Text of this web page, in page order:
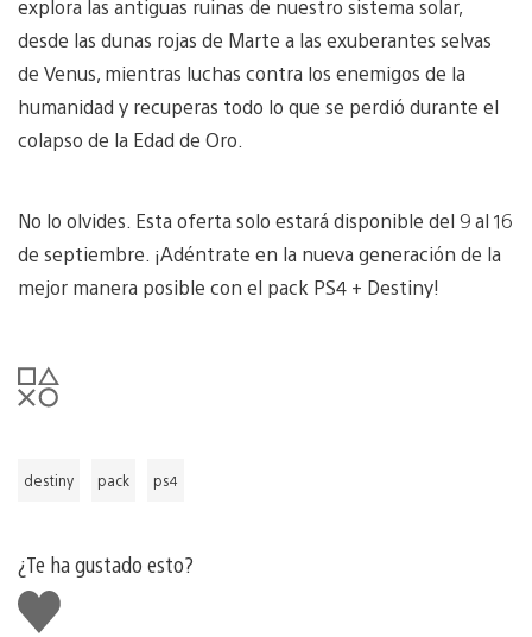
explora las antiguas ruinas de nuestro sistema solar,
desde las dunas rojas de Marte a las exuberantes selvas
de Venus, mientras luchas contra los enemigos de la
humanidad y recuperas todo lo que se perdió durante el
colapso de la Edad de Oro
No lo olvides. Esta oferta solo estará disponible del 9al 16
de septiembre. ¡Adéntrate en la nueva generación de la
mejor manera posible con el pack PS4 + Destiny!
destiny pack ps4
¿Te ha gustado esto?
Me
gusta